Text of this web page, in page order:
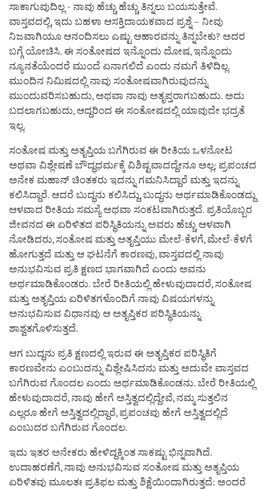
ಸಾಕಾಗುವುದಿಲ್ಲ - ನಾವು ಹೆಚ್ಚು ಹೆಚ್ಚು ತಿನ್ನಲು ಬಯಸುತ್ತೇವೆ.
ವಾಸ್ತವದಲ್ಲಿ, ಇದು ಬಹಳಾ ಆಸಕ್ತಿದಾಯಕವಾದ ಪ್ರಶ್ನೆ – ನೀವು
ನಿಜವಾಗಿಯೂ ಆನಂದಿಸಲು ಎಷ್ಟು ಆಹಾರವನ್ನು ತಿನ್ನಬೇಕು? ಅದರ
ಬಗ್ಗೆ ಯೋಚಿಸಿ. ಈ ಸಂತೋಷದ ಇನ್ನೊಂದು ದೋಷ, ಇನ್ನೊಂದು
ನ್ಯೂನತೆಯೆಂದರೆ ಮುಂದೆ ಏನಾಗಲಿದೆ ಎಂದು ನಮಗೆ ತಿಳಿದಿಲ್ಲ.
ಮುಂದಿನ ನಿಮಿಷದಲ್ಲಿ ನಾವು ಸಂತೋಷವಾಗಿರುವುದನ್ನು
ಮುಂದುವರಿಸಬಹುದು, ಅಥವಾ ನಾವು ಅತೃಪ್ತರಾಗಬಹುದು. ಅದು
ಬದಲಾಗಬಹುದು, ಆದ್ದರಿಂದ ಈ ಸಂತೋಷದಲ್ಲಿ ಯಾವುದೇ ಭದ್ರತೆ
ಇಲ್ಲ.
ಸಂತೋಷ ಮತ್ತು ಅತೃಪ್ತಿಯ ಬಗೆಗಿರುವ ಈ ರೀತಿಯ ಒಳನೋಟ
ಅಥವಾ ವಿಶ್ಲೇಷಣೆ ಬೌದ್ಧಧರ್ಮಕ್ಕೆ ವಿಶಿಷ್ಟವಾದದ್ದೇನೂ ಅಲ್ಲ; ಪ್ರಪಂಚದ
ಅನೇಕ ಮಹಾನ್ ಚಿಂತಕರು ಇದನ್ನು ಗಮನಿಸಿದ್ದಾರೆ ಮತ್ತು ಇದನ್ನು
ಕಲಿಸಿದ್ದಾರೆ. ಆದರೆ ಬುದ್ಧನು ಕಲಿಸಿದ್ದು, ಬುದ್ಧನು ಅರ್ಥಮಾಡಿಕೊಂಡದ್ದು
ಆಳವಾದ ರೀತಿಯ ಸಮಸ್ಯೆ ಅಥವಾ ಸಂಕಟವಾಗಿರುತ್ತದೆ. ಪ್ರತಿಯೊಬ್ಬರ
ಜೀವನದ ಈ ಏರಿಳಿತದ ಪರಿಸ್ಥಿತಿಯನ್ನು ಅವರು ಹೆಚ್ಚು ಆಳವಾಗಿ
ನೋಡಿದರು, ಸಂತೋಷ ಮತ್ತು ಅತೃಪ್ತಿಯು ಮೇಲೆ-ಕೆಳಗೆ, ಮೇಲೆ-ಕೆಳಗೆ
ಹೋಗುತ್ತದೆ ಮತ್ತು ಆ ಘಟನೆಗೆ ಕಾರಣವು, ವಾಸ್ತವದಲ್ಲಿ ನಾವು
ಅನುಭವಿಸುವ ಪ್ರತಿ ಕ್ಷಣದ ಭಾಗವಾಗಿದೆ ಎಂದು ಅವನು
ಅರ್ಥಮಾಡಿಕೊಂಡರು. ಬೇರೆ ರೀತಿಯಲ್ಲಿ ಹೇಳುವುದಾದರೆ, ಸಂತೋಷ
ಮತ್ತು ಅತೃಪ್ತಿಯ ಏರಿಳಿತಗಳೊಂದಿಗೆ ನಾವು ವಿಷಯಗಳನ್ನು
ಅನುಭವಿಸುವ ವಿಧಾನವು ಆ ಅತೃಪ್ತಿಕರ ಪರಿಸ್ಥಿತಿಯನ್ನು
ಶಾಶ್ವತಗೊಳಿಸುತ್ತದೆ.
ಆಗ ಬುದ್ಧನು ಪ್ರತಿ ಕ್ಷಣದಲ್ಲಿ ಇರುವ ಈ ಅತೃಪ್ತಿಕರ ಪರಿಸ್ಥಿತಿಗೆ
ಕಾರಣವೇನು ಎಂಬುದನ್ನು ವಿಶ್ಲೇಷಿಸಿದನು ಮತ್ತು ಅದುವೇ ವಾಸ್ತವದ
ಬಗೆಗಿರುವ ಗೊಂದಲ ಎಂದು ಅರ್ಥಮಾಡಿಕೊಂಡನು. ಬೇರೆ ರೀತಿಯಲ್ಲಿ
ಹೇಳುವುದಾದರೆ, ನಾವು ಹೇಗೆ ಅಸ್ತಿತ್ವದಲ್ಲಿದ್ದೇವೆ, ನಮ್ಮ ಸುತ್ತಲಿನ
ಎಲ್ಲರೂ ಹೇಗೆ ಅಸ್ತಿತ್ವದಲ್ಲಿದ್ದಾರೆ, ಪ್ರಪಂಚವು ಹೇಗೆ ಅಸ್ತಿತ್ವದಲ್ಲಿದೆ
ಎಂಬುದರ ಬಗೆಗಿರುವ ಗೊಂದಲ.
ಇದು ಇತರ ಅನೇಕರು ಹೇಳಿದ್ದಕ್ಕಿಂತ ಸಾಕಷ್ಟು ಭಿನ್ನವಾಗಿದೆ.
ಉದಾಹರಣೆಗೆ, ನಾವು ಅನುಭವಿಸುವ ಸಂತೋಷ ಮತ್ತು ಅತೃಪ್ತಿಯ
ಏರಿಳಿತವು ಮೂಲತಃ ಪ್ರತಿಫಲ ಮತ್ತು ಶಿಕ್ಷೆಯಿಂದಾಗಿರುತ್ತದೆ: ಅಂದರೆ